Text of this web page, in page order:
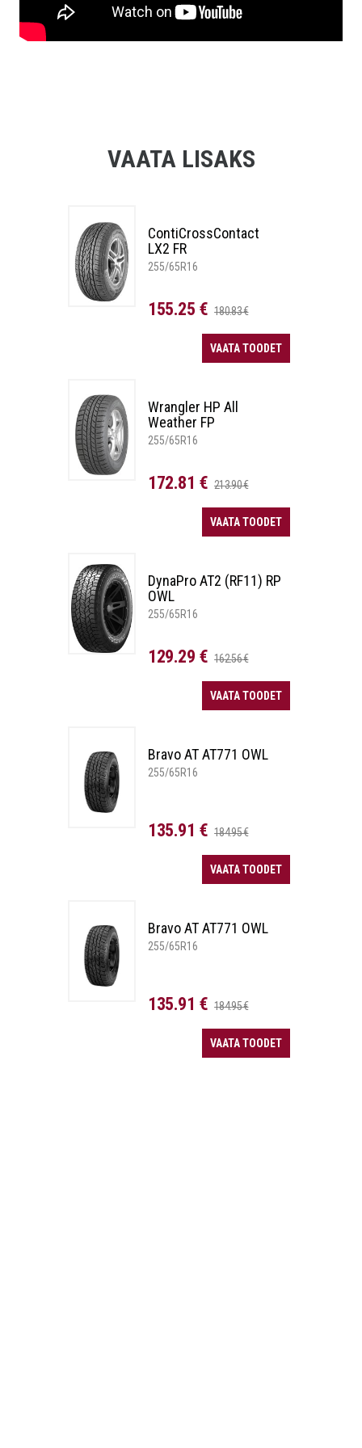
VAATA LISAKS
ContiCrossContact
LX2 FR
255/65R16
155.25 € 180.83 €
VAATA TOODET
Wrangler HP All
Weather FP
255/65R16
172.81 € 213.90 €
VAATA TOODET
DynaPro AT2 (RF11) RP
OWL
255/65R16
129.29 € 162.56 €
VAATA TOODET
Bravo AT AT771 OWL
255/65R16
135.91 € 184.95 €
VAATA TOODET
Bravo AT AT771 OWL
255/65R16
135.91 € 184.95 €
VAATA TOODET